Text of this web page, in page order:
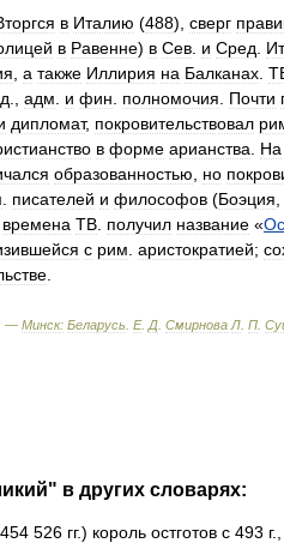
в Италию (488), сверг
в Равенне) в Сев и Сред
а также Иллирия на Балканах
адм и фин полномочия Почти
дипломат, покровительствовал
в форме арианства На
образованностью но
писателей и философов (Боэция
времена ТВ получил название «
с рим аристократией;
. — Минск: Беларусь Е. Д Смирнова Л П
в других словарях:
526 гг.) король остготов с 493 г.,